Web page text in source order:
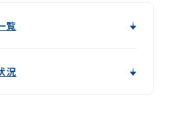
覧
況